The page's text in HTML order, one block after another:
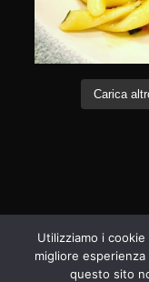
Carica
Utilizziamo i
migliore
questo sito